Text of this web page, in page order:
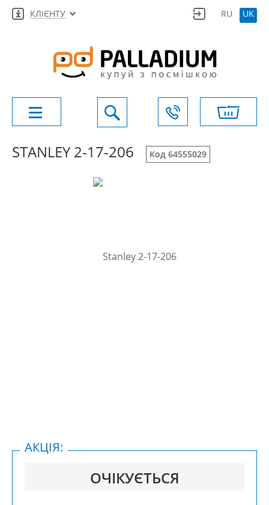
КЛІЄНТУ RU UK
STANLEY 2-17-206 Код 64555029
ОЧІКУЄТЬСЯ
АКЦІЯ: